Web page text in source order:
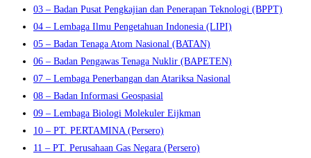
03 – Badan Pusat Pengkajian dan Penerapan Teknologi (BPPT)
04 – Lembaga Ilmu Pengetahuan Indonesia (LIPI)
05 – Badan Tenaga Atom Nasional (BATAN)
06 – Badan Pengawas Tenaga Nuklir (BAPETEN)
07 – Lembaga Penerbangan dan Atariksa Nasional
08 – Badan Informasi Geospasial
09 – Lembaga Biologi Molekuler Eijkman
10 – PT. PERTAMINA (Persero)
11 – PT. Perusahaan Gas Negara (Persero)